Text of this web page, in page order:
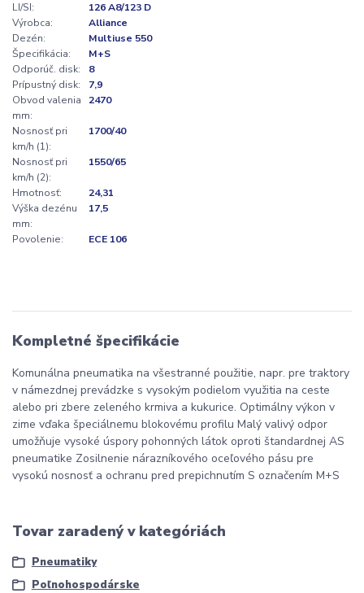
LI/SI:
126 A8/123 D
Výrobca:
Alliance
Dezén:
Multiuse 550
Špecifikácia:
M+S
Odporúč. disk:
8
Prípustný disk:
7,9
Obvod valenia
mm:
2470
Nosnosť pri
km/h (1):
1700/40
Nosnosť pri
km/h (2):
1550/65
Hmotnosť:
24,31
Výška dezénu
mm:
17,5
Povolenie: ECE 106
Kompletné špecifikácie
Komunálna pneumatika na všestranné použitie, napr. pre traktory
v námezdnej prevádzke s vysokým podielom využitia na ceste
alebo pri zbere zeleného krmiva a kukurice. Optimálny výkon v
zime vďaka špeciálnemu blokovému profilu Malý valivý odpor
umožňuje vysoké úspory pohonných látok oproti štandardnej AS
pneumatike Zosilnenie nárazníkového oceľového pásu pre
vysokú nosnosť a ochranu pred prepichnutím S označením M+S
Tovar zaradený v kategóriách
Pneumatiky
Poľnohospodárske